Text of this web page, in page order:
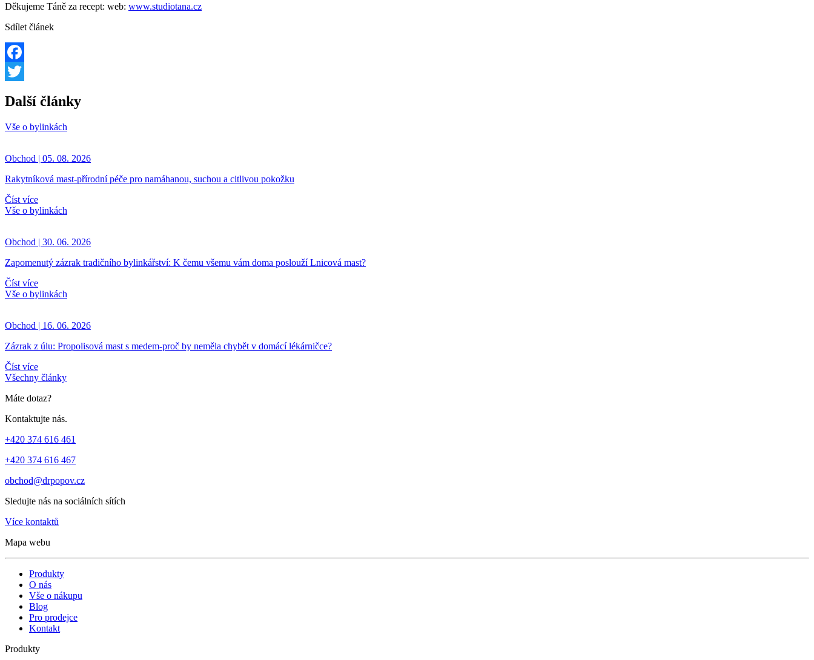
Děkujeme Táně za recept: web: www.studiotana.cz
Sdílet článek
Facebook
Další články
Vše o bylinkách
Obchod | 05. 08. 2026
Rakytníková mast-přírodní péče pro namáhanou, suchou a citlivou pokožku
Číst více
Vše o bylinkách
Obchod | 30. 06. 2026
Zapomenutý zázrak tradičního bylinkářství: K čemu všemu vám doma poslouží Lnicová mast?
Číst více
Vše o bylinkách
Obchod | 16. 06. 2026
Zázrak z úlu: Propolisová mast s medem-proč by neměla chybět v domácí lékárničce?
Číst více
Všechny články
Máte dotaz?
Kontaktujte nás.
+420 374 616 461
+420 374 616 467
obchod@drpopov.cz
Sledujte nás na sociálních sítích
Více kontaktů
Mapa webu
Produkty
O nás
Vše o nákupu
Blog
Pro prodejce
Kontakt
Produkty